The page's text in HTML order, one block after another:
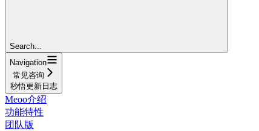
Search...
Navigation
常见咨询
秒悟更新日志
Meoo介绍
功能特性
团队版